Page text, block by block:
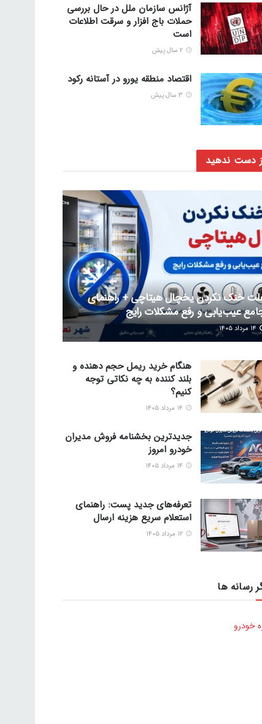
آژانس سازمان ملل در حال بررسی
حملات باج افزار و سرقت اطلاعات
است
اقتصاد منطقه یورو در آستانه رکود
دست ندهید
خنک نکردن یخچال هیتاچی + راهنمای
عیب‌یابی و رفع مشکلات رایج
هنگام خرید ریمل حجم دهنده و
بلند کننده به چه نکاتی توجه
کنیم؟
جدیدترین بخشنامه فروش مدیران
خودرو امروز
تعرفه‌های جدید پست: راهنمای
استعلام سریع هزینه ارسال
رسانه ها
خودرو